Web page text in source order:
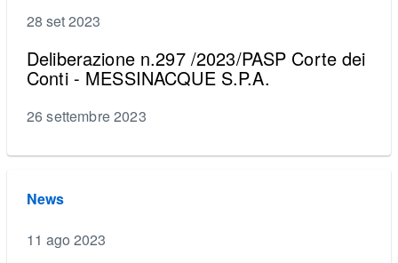
28 set 2023
Deliberazione n.297 /2023/PASP Corte dei
Conti - MESSINACQUE S.P.A.
26 settembre 2023
News
11 ago 2023